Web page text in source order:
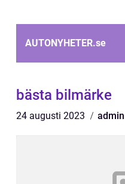
AUTONYHETER.se
bästa bilmärke
24 augusti 2023 admin